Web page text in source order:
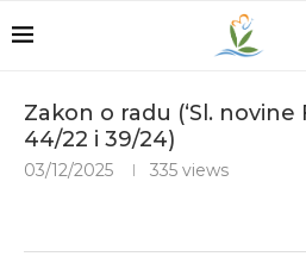
Zakon o radu (‘Sl. novine
44/22 i 39/24)
03/12/2025 335 views